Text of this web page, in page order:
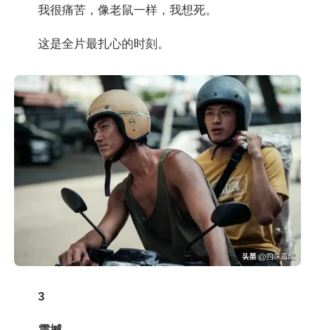
我很痛苦，像老鼠一样，我想死。
这是全片最扎心的时刻。
3